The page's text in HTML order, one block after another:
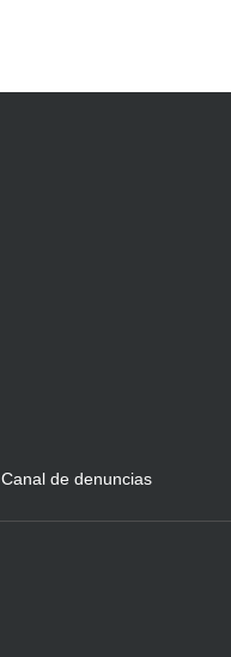
Canal de denuncias